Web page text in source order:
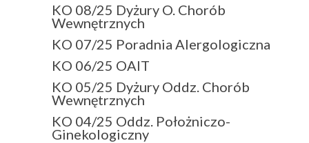
KO 08/25 Dyżury O. Chorób
Wewnętrznych
KO 07/25 Poradnia Alergologiczna
KO 06/25 OAIT
KO 05/25 Dyżury Oddz. Chorób
Wewnętrznych
KO 04/25 Oddz. Położniczo-
Ginekologiczny